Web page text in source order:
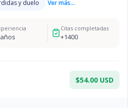
y duelo Ver más...
Citas completadas
+1400
$54.00 USD